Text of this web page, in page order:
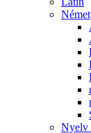
Német
Nyelv